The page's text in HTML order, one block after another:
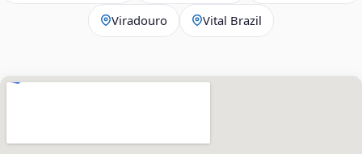
Viradouro Vital Brazil